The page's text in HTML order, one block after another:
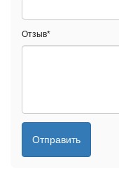
Отзыв*
Отправить